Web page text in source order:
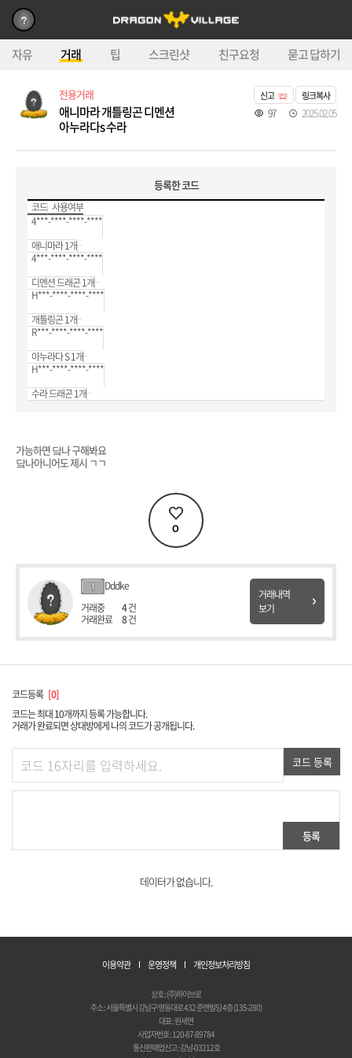
자유 거래 팁 스크린샷 친구요청 묻고 답하기
전용거래
애니마라 개틀링곤 디멘션
아누라다s 수라
신고 링크복사
97 2025.02.05
등록한 코드
코드 사용여부
4***-****-****-****
애니마라 1개
4***-****-****-****
디멘션 드래곤 1개
H***-****-****-****
개틀링곤 1개
R***-****-****-****
아누라다 S 1개
H***-****-****-****
수라 드래곤 1개
가능하면 닼나 구해봐요
닼나아니어도 제시 ㄱㄱ
0
Dddke
거래중
4건
거래완료
8건
거래내역
보기
코드등록 0
코드는 최대 10개까지 등록 가능합니다.
거래가 완료되면 상대방에게 나의 코드가 공개됩니다.
코드 등록
등록
데이터가 없습니다.
이용약관 운영정책 개인정보처리방침
상호 : (주)하이브로
주소 : 서울특별시 강남구 영동대로 432 준앤빌딩 4층 (135-280)
대표 : 원세연
사업자번호 : 120-87-89784
통신판매업신고 : 강남-03212호